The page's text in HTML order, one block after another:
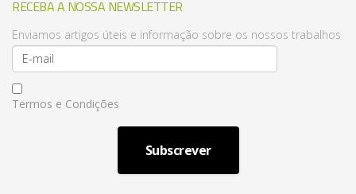
RECEBA A NOSSA NEWSLETTER
Enviamos artigos úteis e informação sobre os nossos trabalhos
Termos e Condições